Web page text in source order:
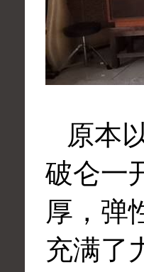
原本
破仑一
厚，弹
充满了